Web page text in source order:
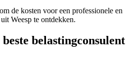
de kosten voor een professionele en
Weesp te ontdekken.
belastingconsulent